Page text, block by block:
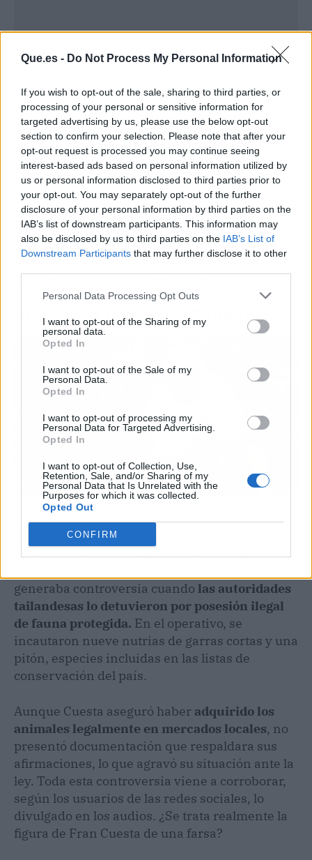
Que.es - Do Not Process My Personal Information
If you wish to opt-out of the sale, sharing to third parties, or
processing of your personal or sensitive information for
targeted advertising by us, please use the below opt-out
section to confirm your selection. Please note that after your
opt-out request is processed you may continue seeing
interest-based ads based on personal information utilized by
us or personal information disclosed to third parties prior to
your opt-out. You may separately opt-out of the further
disclosure of your personal information by third parties on the
IAB’s list of downstream participants. This information may
also be disclosed by us to third parties on the IAB’s List of
Downstream Participants that may further disclose it to other
Personal Data Processing Opt Outs
I want to opt-out of the Sharing of my
personal data.
Opted In
I want to opt-out of the Sale of my
Personal Data.
Opted In
I want to opt-out of processing my
Personal Data for Targeted Advertising.
Opted In
I want to opt-out of Collection, Use,
Retention, Sale, and/or Sharing of my
Personal Data that Is Unrelated with the
Purposes for which it was collected.
Opted Out
CONFIRM
La defensa apeló más a la empatía que a la
justificación legal o ética, una estrategia que ha
generado reacciones divididas. Lo curioso es
que a pesar de lo ocurrido, el carismático
personaje todavía cuenta con el apoyo de un
importante número de seguidores que ha
manifestado su opinión en redes.
Problemas legales en Tailandia
Fuente: Agencias
En momentos de máxima tensión, se
aprovecha para recodar los aspectos malos de
generaba controversia cuando las autoridades
tailandesas lo detuvieron por posesión ilegal
de fauna protegida. En el operativo, se
incautaron nueve nutrias de garras cortas y una
pitón, especies incluidas en las listas de
conservación del país.
Aunque Cuesta aseguró haber adquirido los
animales legalmente en mercados locales, no
presentó documentación que respaldara sus
afirmaciones, lo que agravó su situación ante la
ley. Toda esta controversia viene a corroborar,
según los usuarios de las redes sociales, lo
divulgado en los audios. ¿Se trata realmente la
figura de Fran Cuesta de una farsa?